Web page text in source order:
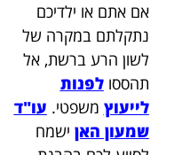
אם אתם או ילדיכם
נתקלתם במקרה של
לשון הרע ברשת, אל
תהססולפנות
לייעוץ משפטי. עו"ד
שמעון האן ישמח